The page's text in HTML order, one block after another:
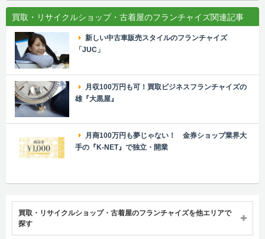
買取・リサイクルショップ・古着屋のフランチャイズ関連記事
新しい中古車販売スタイルのフランチャイズ
「JUC」
月収100万円も可！買取ビジネスフランチャイズの
雄『大黒屋』
月商100万円も夢じゃない！ 金券ショップ業界大
手の『K-NET』で独立・開業
買取・リサイクルショップ・古着屋のフランチャイズを他エリアで
探す